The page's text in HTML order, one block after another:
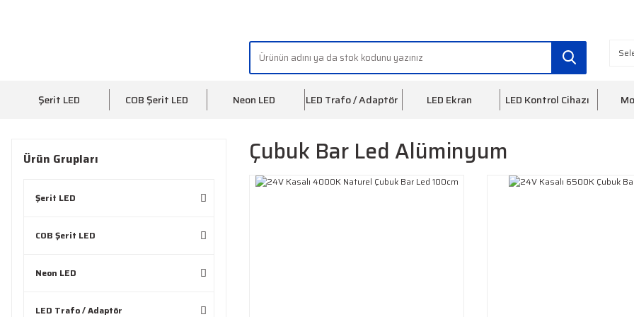
Şerit LED COB Şerit LED Neon LED LED Trafo / Adaptör LED Ekran LED Kontrol Cihazı
Ürün Grupları
Şerit LED
COB Şerit LED
Neon LED
LED Trafo / Adaptör
Çubuk Bar Led Alüminyum